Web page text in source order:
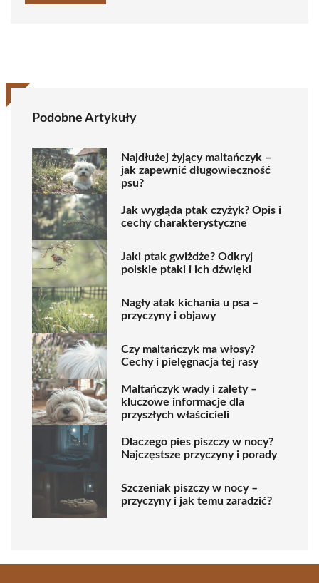
Podobne Artykuły
Najdłużej żyjący maltańczyk –
jak zapewnić długowieczność
psu?
Jak wygląda ptak czyżyk? Opis i
cechy charakterystyczne
Jaki ptak gwiżdże? Odkryj
polskie ptaki i ich dźwięki
Nagły atak kichania u psa –
przyczyny i objawy
Czy maltańczyk ma włosy?
Cechy i pielęgnacja tej rasy
Maltańczyk wady i zalety –
kluczowe informacje dla
przyszłych właścicieli
Dlaczego pies piszczy w nocy?
Najczęstsze przyczyny i porady
Szczeniak piszczy w nocy –
przyczyny i jak temu zaradzić?